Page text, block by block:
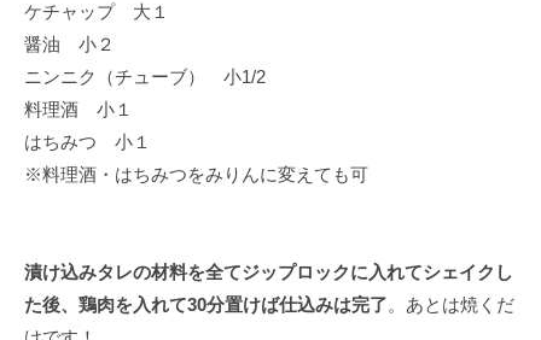
ケチャップ 大１
醤油 小２
ニンニク（チューブ） 小1/2
料理酒 小１
はちみつ 小１
※料理酒・はちみつをみりんに変えても可
漬け込みタレの材料を全てジップロックに入れてシェイクし
た後、鶏肉を入れて30分置けば仕込みは完了。あとは焼くだ